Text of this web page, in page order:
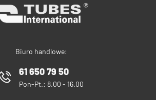
Biuro handlowe:
61 650 79 50
Pon-Pt.: 8.00 - 16.00